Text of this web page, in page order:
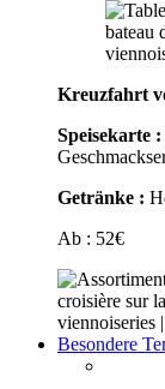
Kreuzfahrt
Speisekarte :
Getränke :
Ab : 52€
Besondere